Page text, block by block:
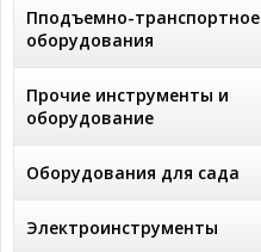
Пподъемно-транспортное
оборудования
Прочие инструменты и
оборудование
Оборудования для сада
Электроинструменты